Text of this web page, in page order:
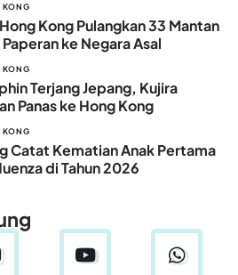
KONG
Kong Pulangkan 33 Mantan
Paperan ke Negara Asal
KONG
Terjang Jepang, Kujira
Panas ke Hong Kong
KONG
Catat Kematian Anak Pertama
di Tahun 2026